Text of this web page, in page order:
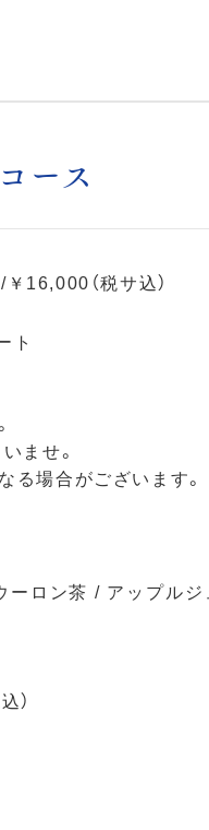
ース
16,000（税サ込）
ト
ませ。
場合がございます。
ーロン茶 / アップルジ
）